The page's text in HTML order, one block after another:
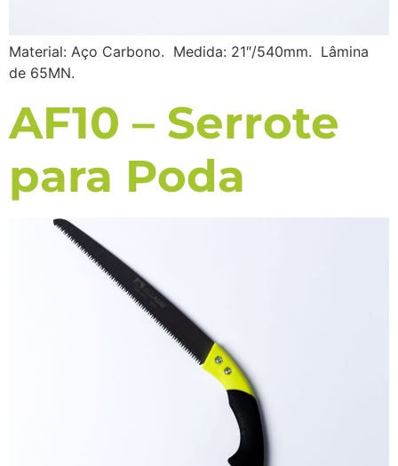
Material: Aço Carbono. Medida: 21″/540mm. Lâmina
de 65MN.
AF10 – Serrote
para Poda